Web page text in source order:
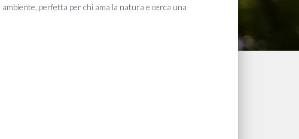
perfetta per chi ama la natura e cerca una